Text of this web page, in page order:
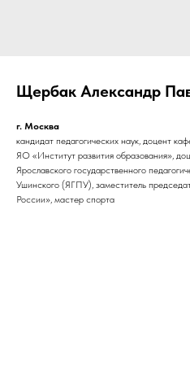
Щербак Александр
г. Москва
кандидат педагогических наук, доцент
ЯО «Институт развития образования»,
Ярославского государственного
Ушинского (ЯГПУ), заместитель
России», мастер спорта